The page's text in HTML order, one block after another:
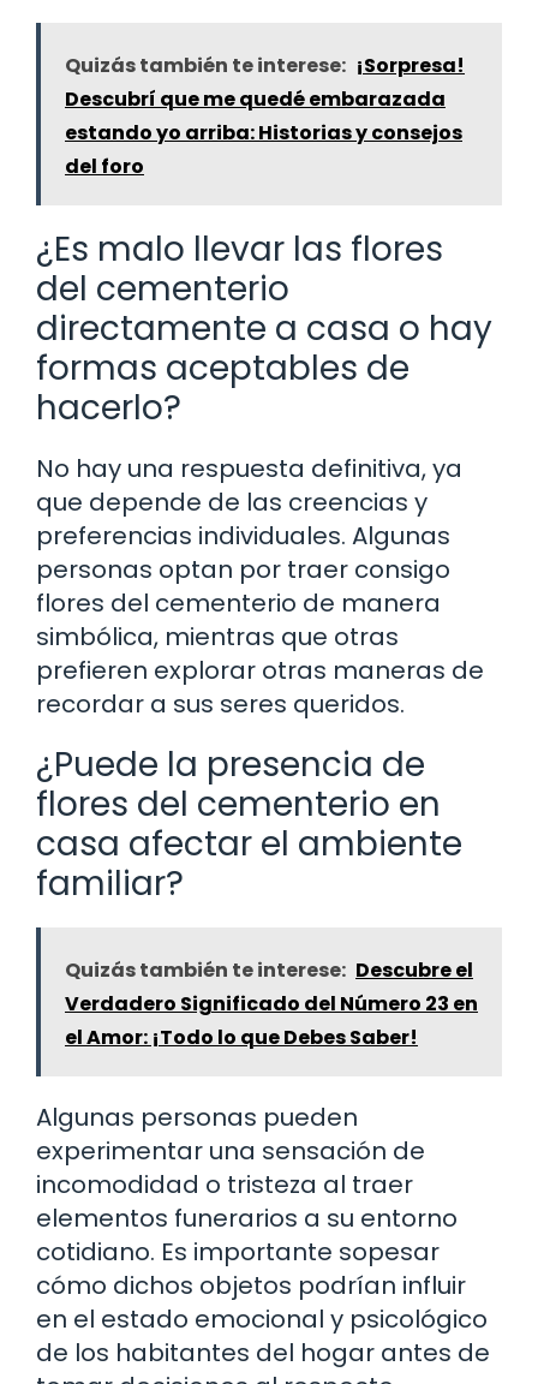
Quizás también te interese: ¡Sorpresa!
Descubrí que me quedé embarazada
estando yo arriba: Historias y consejos
del foro
¿Es malo llevar las flores
del cementerio
directamente a casa o hay
formas aceptables de
hacerlo?
No hay una respuesta definitiva, ya
que depende de las creencias y
preferencias individuales. Algunas
personas optan por traer consigo
flores del cementerio de manera
simbólica, mientras que otras
prefieren explorar otras maneras de
recordar a sus seres queridos.
¿Puede la presencia de
flores del cementerio en
casa afectar el ambiente
familiar?
Quizás también te interese: Descubre el
Verdadero Significado del Número 23 en
el Amor: ¡Todo lo que Debes Saber!
Algunas personas pueden
experimentar una sensación de
incomodidad o tristeza al traer
elementos funerarios a su entorno
cotidiano. Es importante sopesar
cómo dichos objetos podrían influir
en el estado emocional y psicológico
de los habitantes del hogar antes de